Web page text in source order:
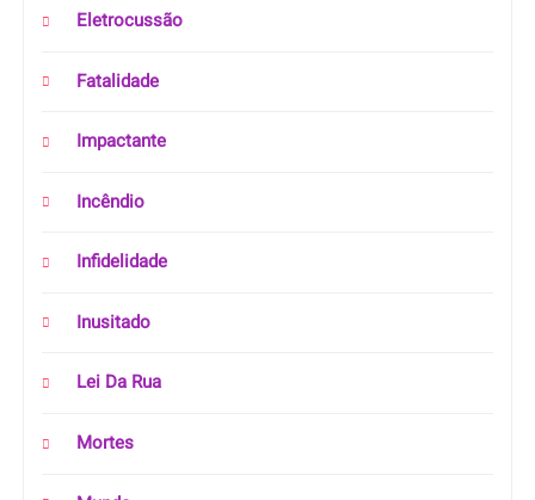
Eletrocussão
Fatalidade
Impactante
Incêndio
Infidelidade
Inusitado
Lei Da Rua
Mortes